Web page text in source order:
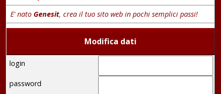
E' nato Genesit, crea il tuo sito web in pochi semplici passi!
Modifica dati
login
password